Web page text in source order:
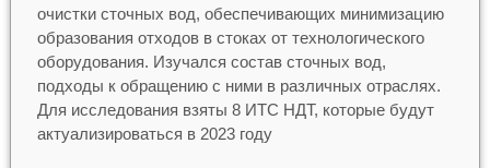
очистки сточных вод, обеспечивающих минимизацию
образования отходов в стоках от технологического
оборудования. Изучался состав сточных вод,
подходы к обращению с ними в различных отраслях.
Для исследования взяты 8 ИТС НДТ, которые будут
актуализироваться в 2023 году